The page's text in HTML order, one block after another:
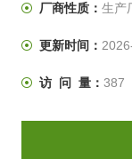
厂商性质： 生产
更新时间：
访 问 量： 387